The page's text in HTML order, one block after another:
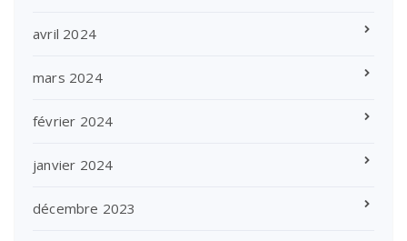
avril 2024
mars 2024
février 2024
janvier 2024
décembre 2023